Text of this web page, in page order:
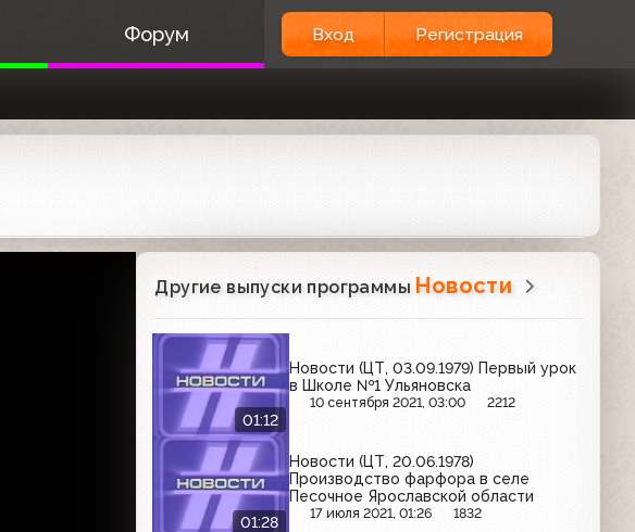
Форум Вход Регистрация
Другие выпуски программы Новости
01:12
Новости (ЦТ, 03.09.1979) Первый урок
в Школе №1 Ульяновска
10 сентября 2021, 03:00 2212
01:28
Новости (ЦТ, 20.06.1978)
Производство фарфора в селе
Песочное Ярославской области
17 июля 2021, 01:26 1832